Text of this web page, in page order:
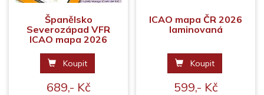
Španělsko
Severozápad VFR
ICAO mapa 2026
Koupit
689,- Kč
ICAO mapa ČR 2026
laminovaná
Koupit
599,- Kč